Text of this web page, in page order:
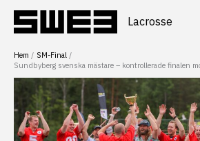
innehåll
Lacrosse
Hem
SM-Final
Sundbyberg svenska mästare – kontrollerade finalen